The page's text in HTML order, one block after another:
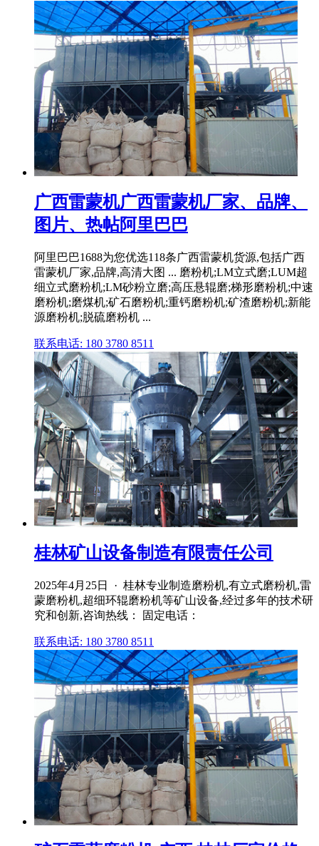
广西雷蒙机广西雷蒙机厂家、品牌、
图片、热帖阿里巴巴
阿里巴巴1688为您优选118条广西雷蒙机货源,包括广西
雷蒙机厂家,品牌,高清大图 ... 磨粉机;LM立式磨;LUM超
细立式磨粉机;LM砂粉立磨;高压悬辊磨;梯形磨粉机;中速
磨粉机;磨煤机;矿石磨粉机;重钙磨粉机;矿渣磨粉机;新能
源磨粉机;脱硫磨粉机 ...
联系电话: 180 3780 8511
桂林矿山设备制造有限责任公司
2025年4月25日 · 桂林专业制造磨粉机,有立式磨粉机,雷
蒙磨粉机,超细环辊磨粉机等矿山设备,经过多年的技术研
究和创新,咨询热线： 固定电话：
联系电话: 180 3780 8511